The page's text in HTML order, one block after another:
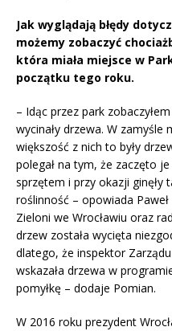
Jak wyglądają błędy
możemy zobaczyć
która miała miejsce w
początku tego roku.
– Idąc przez park
wycinały drzewa. W zamyśle
większość z nich to były
polegał na tym, że zaczęto
sprzętem i przy okazji ginęły
roślinność – opowiada
Zieloni we Wrocławiu oraz
drzew została wycięta
dlatego, że inspektor
wskazała drzewa w
pomyłkę – dodaje Pomian.
W 2016 roku prezydent